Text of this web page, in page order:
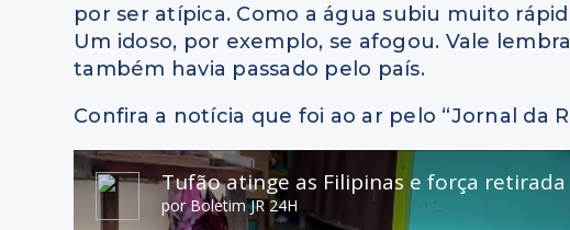
por ser atípica. Como a água subiu muito
Um idoso, por exemplo, se afogou. Vale
também havia passado pelo país.
Confira a notícia que foi ao ar pelo “Jornal da